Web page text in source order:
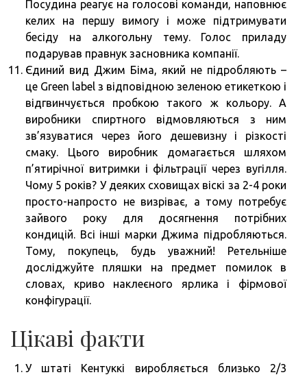
Посудина реагує на голосові команди, наповнює
келих на першу вимогу і може підтримувати
бесіду на алкогольну тему. Голос приладу
подарував правнук засновника компанії.
Єдиний вид Джим Біма, який не підробляють –
це Green label з відповідною зеленою етикеткою і
відгвинчується пробкою такого ж кольору. А
виробники спиртного відмовляються з ним
зв’язуватися через його дешевизну і різкості
смаку. Цього виробник домагається шляхом
п’ятирічної витримки і фільтрації через вугілля.
Чому 5 років? У деяких сховищах віскі за 2-4 роки
просто-напросто не визріває, а тому потребує
зайвого року для досягнення потрібних
кондицій. Всі інші марки Джима підробляються.
Тому, покупець, будь уважний! Ретельніше
досліджуйте пляшки на предмет помилок в
словах, криво наклеєного ярлика і фірмової
конфігурації.
Цікаві факти
У штаті Кентуккі виробляється близько 2/3